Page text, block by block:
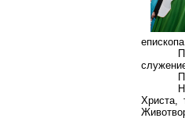
Христа,